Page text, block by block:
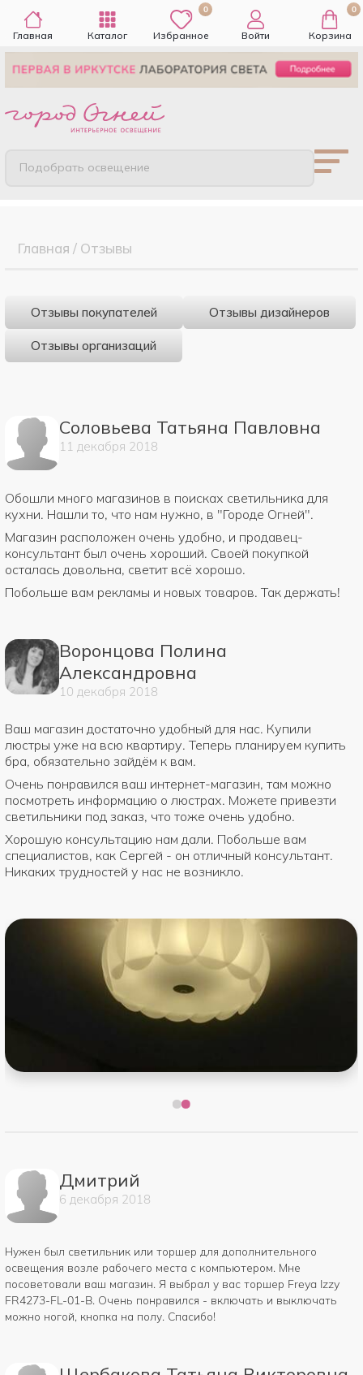
Главная Каталог
0
Избранное Войти
0
Корзина
Подобрать освещение
Главная / Отзывы
Отзывы покупателей Отзывы дизайнеров
Отзывы организаций
Соловьева Татьяна Павловна
11 декабря 2018
Обошли много магазинов в поисках светильника для
кухни. Нашли то, что нам нужно, в "Городе Огней".
Магазин расположен очень удобно, и продавец-
консультант был очень хороший. Своей покупкой
осталась довольна, светит всё хорошо.
Побольше вам рекламы и новых товаров. Так держать!
Воронцова Полина
Александровна
10 декабря 2018
Ваш магазин достаточно удобный для нас. Купили
люстры уже на всю квартиру. Теперь планируем купить
бра, обязательно зайдём к вам.
Очень понравился ваш интернет-магазин, там можно
посмотреть информацию о люстрах. Можете привезти
светильники под заказ, что тоже очень удобно.
Хорошую консультацию нам дали. Побольше вам
специалистов, как Сергей - он отличный консультант.
Никаких трудностей у нас не возникло.
Дмитрий
6 декабря 2018
Нужен был светильник или торшер для дополнительного
освещения возле рабочего места с компьютером. Мне
посоветовали ваш магазин. Я выбрал у вас торшер Freya Izzy
FR4273-FL-01-B. Очень понравился - включать и выключать
можно ногой, кнопка на полу. Спасибо!